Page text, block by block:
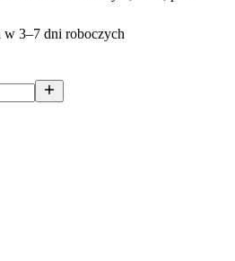
w 3–7 dni roboczych